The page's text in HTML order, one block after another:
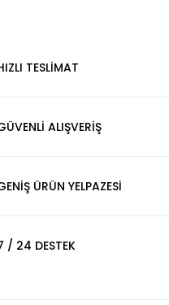
TESLİMAT
ALIŞVERİŞ
ÜRÜN YELPAZESİ
/ 24 DESTEK